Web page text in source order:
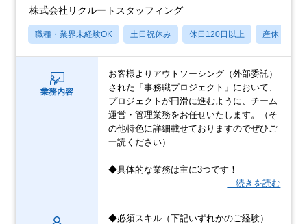
株式会社リクルートスタッフィング
職種・業界未経験OK 土日祝休み 休日120日以上 産休・育休
業務内容
お客様よりアウトソーシング（外部委託）
された「事務職プロジェクト」において、
プロジェクトが円滑に進むように、チーム
運営・管理業務をお任せいたします。（そ
の他特色に詳細載せておりますのでぜひご
一読ください）
◆具体的な業務は主に3つです！
…続きを読む
◆必須スキル（下記いずれかのご経験）